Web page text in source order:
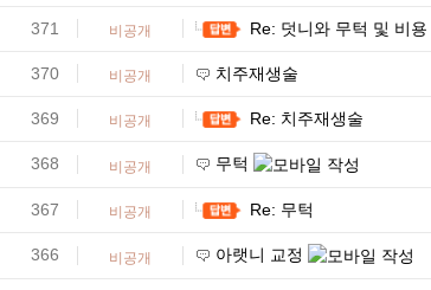
371 비공개 Re: 덧니와 무턱 및 비용
370 비공개 치주재생술
369 비공개 Re: 치주재생술
368 비공개 무턱
367 비공개 Re: 무턱
366 비공개 아랫니 교정